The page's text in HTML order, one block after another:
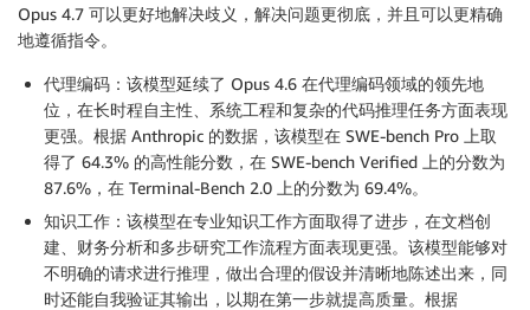
Opus 4.7 可以更好地解决歧义，解决问题更彻底，并且可以更精确
地遵循指令。
代理编码 ：该模型延续了 Opus 4.6 在代理编码领域的领先地
位，在长时程自主性、系统工程和复杂的代码推理任务方面表现
更强。根据 Anthropic 的数据，该模型在 SWE-bench Pro 上取
得了 64.3% 的高性能分数，在 SWE-bench Verified 上的分数为
87.6%，在 Terminal-Bench 2.0 上的分数为 69.4%。
知识工作 ：该模型在专业知识工作方面取得了进步，在文档创
建、财务分析和多步研究工作流程方面表现更强。该模型能够对
不明确的请求进行推理，做出合理的假设并清晰地陈述出来，同
时还能自我验证其输出，以期在第一步就提高质量。根据